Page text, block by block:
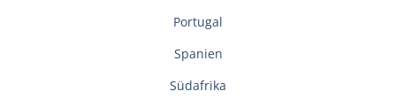
Portugal
Spanien
Südafrika